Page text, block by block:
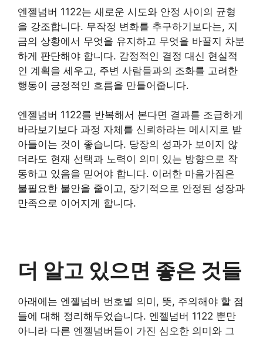
엔젤넘버 1122는 새로운 시도와 안정 사이의 균형
을 강조합니다. 무작정 변화를 추구하기보다는, 지
금의 상황에서 무엇을 유지하고 무엇을 바꿀지 차분
하게 판단해야 합니다. 감정적인 결정 대신 현실적
인 계획을 세우고, 주변 사람들과의 조화를 고려한
행동이 긍정적인 흐름을 만들어줍니다.
엔젤넘버 1122를 반복해서 본다면 결과를 조급하게
바라보기보다 과정 자체를 신뢰하라는 메시지로 받
아들이는 것이 좋습니다. 당장의 성과가 보이지 않
더라도 현재 선택과 노력이 의미 있는 방향으로 작
동하고 있음을 믿어야 합니다. 이러한 마음가짐은
불필요한 불안을 줄이고, 장기적으로 안정된 성장과
만족으로 이어지게 합니다.
더 알고 있으면 좋은 것들
아래에는 엔젤넘버 번호별 의미, 뜻, 주의해야 할 점
들에 대해 정리해두었습니다. 엔젤넘버 1122 뿐만
아니라 다른 엔젤넘버들이 가진 심오한 의미와 그